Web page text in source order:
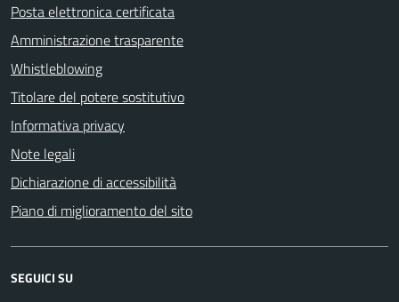
Posta elettronica certificata
Amministrazione trasparente
Whistleblowing
Titolare del potere sostitutivo
Informativa privacy
Note legali
Dichiarazione di accessibilità
Piano di miglioramento del sito
SEGUICI SU